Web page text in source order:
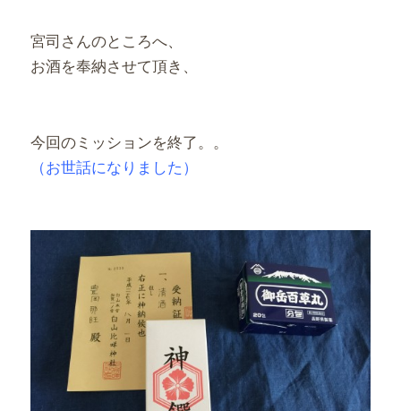
宮司さんのところへ、
お酒を奉納させて頂き、
今回のミッションを終了。。
（お世話になりました）